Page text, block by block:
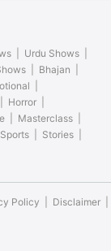
Urdu Shows
Bhajan
Horror
Masterclass
Sports
Stories
Policy Disclaimer